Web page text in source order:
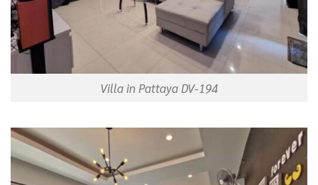
Villa in Pattaya DV-194